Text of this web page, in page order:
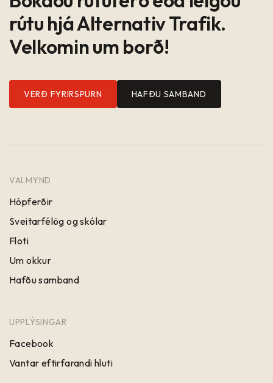
rútu hjá Alternativ Trafik.
Velkomin um borð!
VERÐ FYRIRSPURN HAFÐU SAMBAND
VALMYND
Hópferðir
Sveitarfélög og skólar
Floti
Um okkur
Hafðu samband
UPPLÝSINGAR
Facebook
Vantar eftirfarandi hluti